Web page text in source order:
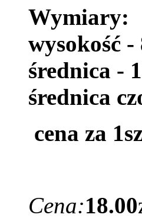
Wymiary:
wysokość -
średnica -
średnica
cena za
Cena:18.00